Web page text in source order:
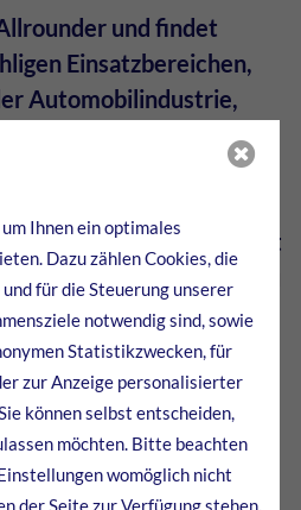
und findet
Einsatzbereichen,
Automobilindustrie,
oder sogar
vom
Stahl mit
legiert
Anforderungen zu
unerwünschte
des Materials
Dementsprechend ist bei
ausgeprägtes Know-
Eigenschaft zu
Ihnen ein optimales
Dazu zählen Cookies, die
für die Steuerung unserer
notwendig sind, sowie
Statistikzwecken, für
zur Anzeige personalisierter
können selbst entscheiden,
möchten. Bitte beachten
womöglich nicht
der Seite zur Verfügung stehen.